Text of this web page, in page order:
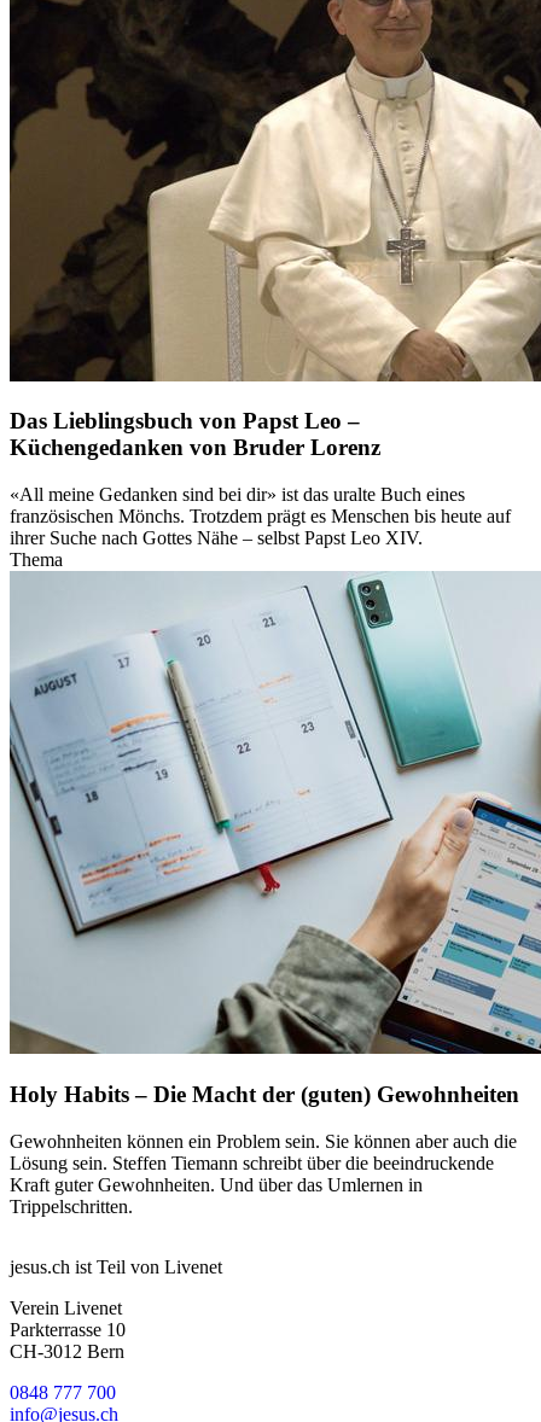
Das Lieblingsbuch von Papst Leo –
Küchengedanken von Bruder Lorenz
«All meine Gedanken sind bei dir» ist das uralte Buch eines
französischen Mönchs. Trotzdem prägt es Menschen bis heute auf
ihrer Suche nach Gottes Nähe – selbst Papst Leo XIV.
Thema
Holy Habits – Die Macht der (guten) Gewohnheiten
Gewohnheiten können ein Problem sein. Sie können aber auch die
Lösung sein. Steffen Tiemann schreibt über die beeindruckende
Kraft guter Gewohnheiten. Und über das Umlernen in
Trippelschritten.
jesus.ch ist Teil von Livenet
Verein Livenet
Parkterrasse 10
CH-3012 Bern
0848 777 700
info@jesus.ch